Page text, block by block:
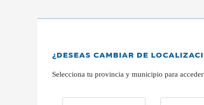
¿DESEAS CAMBIAR DE
Selecciona tu provincia y municipio para